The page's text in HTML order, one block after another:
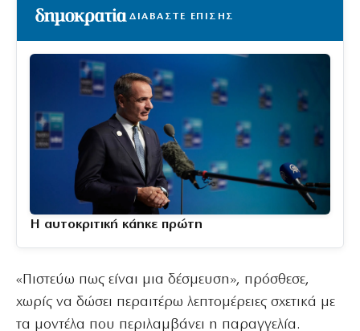
ΔΙΑΒΑΣΤΕ ΕΠΙΣΗΣ
Η αυτοκριτική κάηκε πρώτη
«Πιστεύω πως είναι μια δέσμευση», πρόσθεσε,
χωρίς να δώσει περαιτέρω λεπτομέρειες σχετικά με
τα μοντέλα που περιλαμβάνει η παραγγελία.